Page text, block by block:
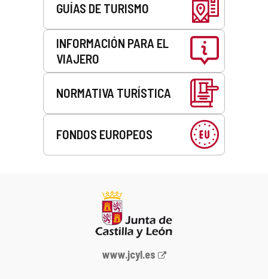
GUÍAS DE TURISMO
INFORMACIÓN PARA EL
VIAJERO
NORMATIVA TURÍSTICA
FONDOS EUROPEOS
Portal
www.jcyl.es